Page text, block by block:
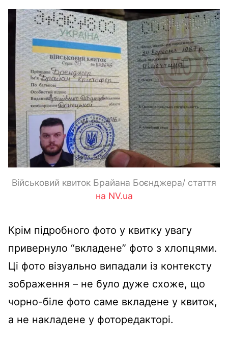
Військовий квиток Брайана Боєнджера/ стаття
на NV.ua
Крім підробного фото у квитку увагу
привернуло “вкладене” фото з хлопцями.
Ці фото візуально випадали із контексту
зображення – не було дуже схоже, що
чорно-біле фото саме вкладене у квиток,
а не накладене у фоторедакторі.